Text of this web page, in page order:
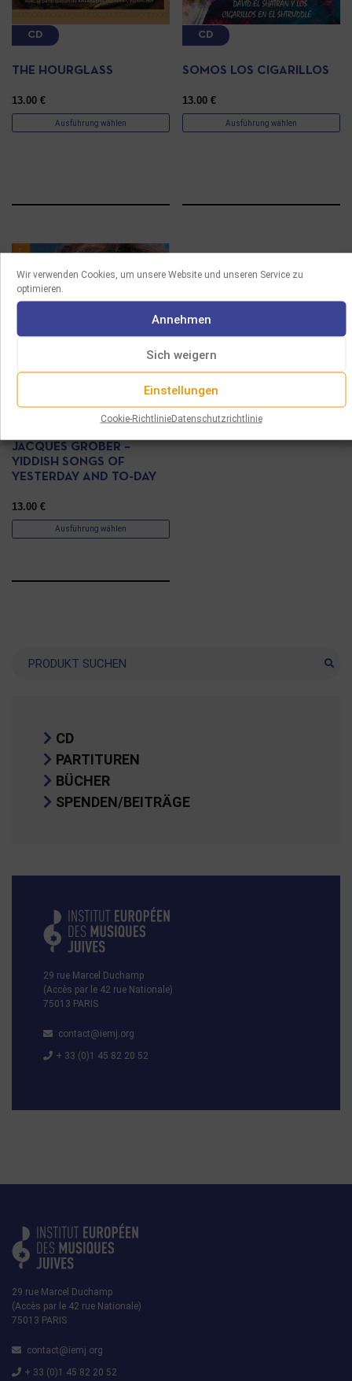
Wir verwenden Cookies, um unsere Website und unseren Service zu
optimieren.
Annehmen
Sich weigern
Einstellungen
Cookie-RichtlinieDatenschutzrichtlinie
CD
THE HOURGLASS
13.00 €
Ausführung wählen
CD
SOMOS LOS CIGARILLOS
13.00€
Ausführung wählen
JACQUES GROBER –
YIDDISH SONGS OF
YESTERDAY AND TO-DAY
13.00 €
Ausführung wählen
Suche
CD
PARTITUREN
BÜCHER
SPENDEN/BEITRÄGE
29 rue Marcel Duchamp
(Accès par le 42 rue Nationale)
75013 PARIS
contact@iemj.org
+ 33 (0)1 45 82 20 52
29 rue Marcel Duchamp
(Accès par le 42 rue Nationale)
75013 PARIS
contact@iemj.org
+ 33 (0)1 45 82 20 52